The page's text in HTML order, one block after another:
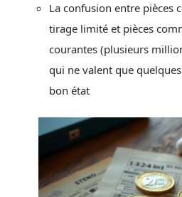
La confusion entre pièces
tirage limité et pièces
courantes (plusieurs
qui ne valent que
bon état